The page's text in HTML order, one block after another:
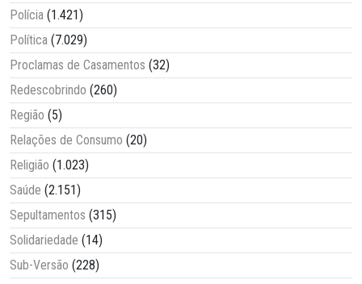
Polícia (1.421)
Política (7.029)
Proclamas de Casamentos (32)
Redescobrindo (260)
Região (5)
Relações de Consumo (20)
Religião (1.023)
Saúde (2.151)
Sepultamentos (315)
Solidariedade (14)
Sub-Versão (228)